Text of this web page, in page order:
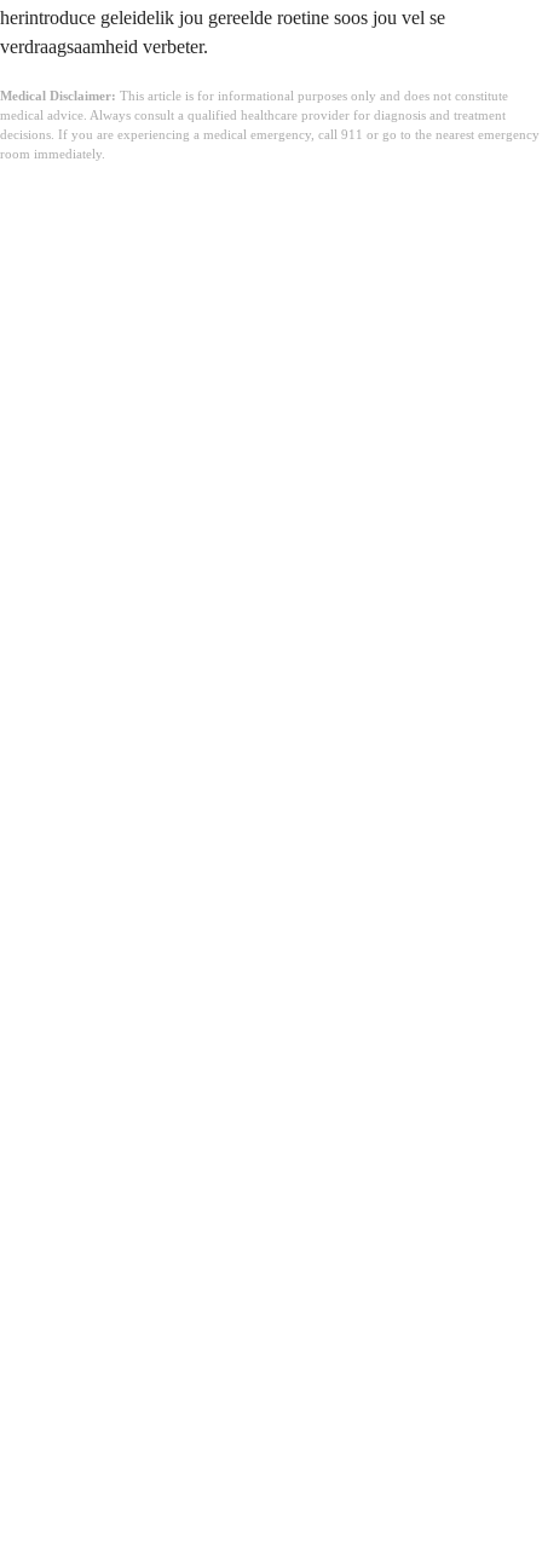
herintroduce geleidelik jou gereelde roetine soos jou vel se
verdraagsaamheid verbeter.
Medical Disclaimer: This article is for informational purposes only and does not constitute
medical advice. Always consult a qualified healthcare provider for diagnosis and treatment
decisions. If you are experiencing a medical emergency, call 911 or go to the nearest emergency
room immediately.